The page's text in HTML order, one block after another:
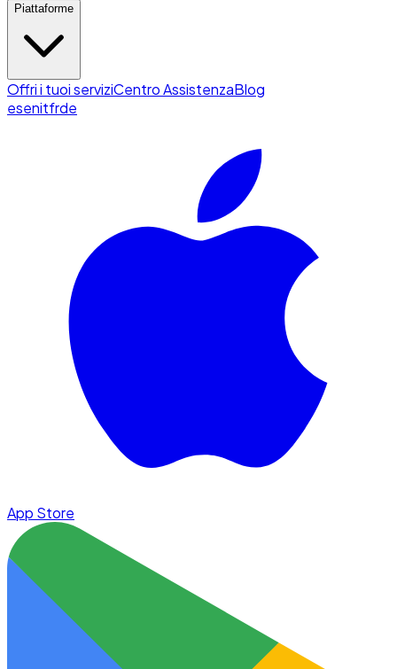
Piattaforme
Offri i tuoi serviziCentro AssistenzaBlog
esenitfrde
App Store